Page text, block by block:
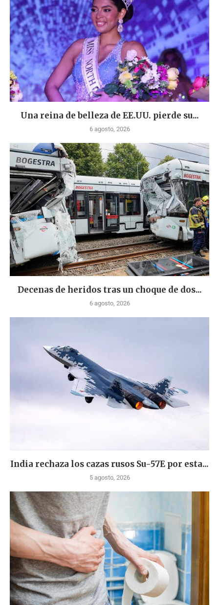
Una reina de belleza de EE.UU. pierde su...
6 agosto, 2026
Decenas de heridos tras un choque de dos...
6 agosto, 2026
India rechaza los cazas rusos Su-57E por esta...
5 agosto, 2026